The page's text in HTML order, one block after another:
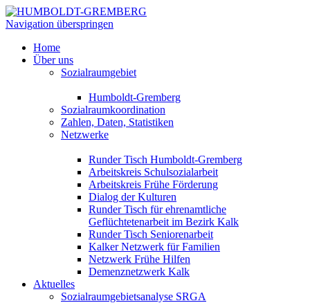
Navigation überspringen
Home
Über uns
Sozialraumgebiet
Humboldt-Gremberg
Sozialraumkoordination
Zahlen, Daten, Statistiken
Netzwerke
Runder Tisch Humboldt-Gremberg
Arbeitskreis Schulsozialarbeit
Arbeitskreis Frühe Förderung
Dialog der Kulturen
Runder Tisch für ehrenamtliche
Geflüchtetenarbeit im Bezirk Kalk
Runder Tisch Seniorenarbeit
Kalker Netzwerk für Familien
Netzwerk Frühe Hilfen
Demenznetzwerk Kalk
Aktuelles
Sozialraumgebietsanalyse SRGA